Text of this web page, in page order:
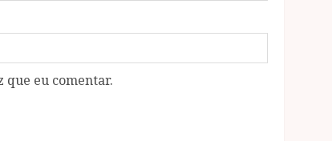
que eu comentar.